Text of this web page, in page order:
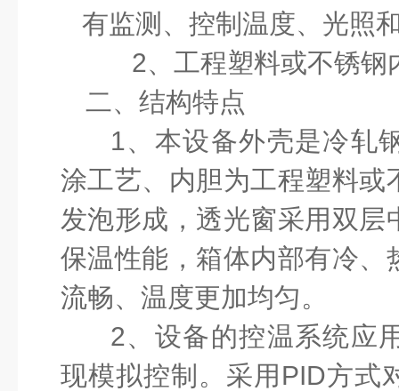
有监测、控制温度、光照
2、 工程塑料或不锈钢
二、结构特点
1、本设备外壳是冷轧
涂工艺、内胆为工程塑料或
发泡形成，透光窗采用双层
保温性能，箱体内部有冷、
流畅、温度更加均匀。
2、设备的控温系统应
现模拟控制。采用 PID方式